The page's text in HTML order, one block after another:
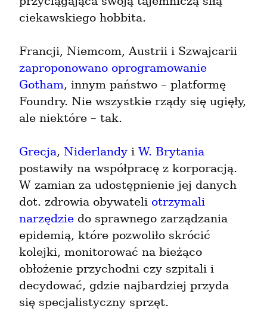
ciekawskiego hobbita.
zaproponowano oprogramowanie
Gotham, innym państwo – platformę
Foundry. Nie wszystkie rządy się ugięły,
ale niektóre – tak.
Grecja, Niderlandy i W. Brytania
postawiły na współpracę z korporacją.
W zamian za udostępnienie jej danych
dot. zdrowia obywateli otrzymali
narzędzie do sprawnego zarządzania
epidemią, które pozwoliło skrócić
kolejki, monitorować na bieżąco
obłożenie przychodni czy szpitali i
decydować, gdzie najbardziej przyda
się specjalistyczny sprzęt.